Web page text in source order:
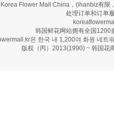
Flower Mall China，(ihanbiz有限
处理订单和订单
韩国鲜花网站拥有全国1200
은 한국 내 1,200여 화원 네트
版权（丙）2013(1990) ~ 韩国花